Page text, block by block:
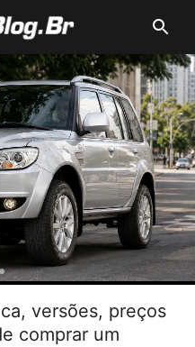
versões, preços
comprar um